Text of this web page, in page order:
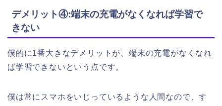
デメリット④:端末の充電がなくなれば学習で
きない
僕的に1番大きなデメリットが、端末の充電がなくなれ
ば学習できないという点です。
僕は常にスマホをいじっているような人間なので、す